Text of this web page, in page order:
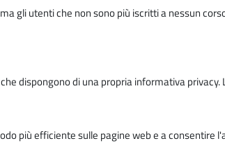
gli utenti che non sono più iscritti a nessun
dispongono di una propria informativa
più efficiente sulle pagine web e a